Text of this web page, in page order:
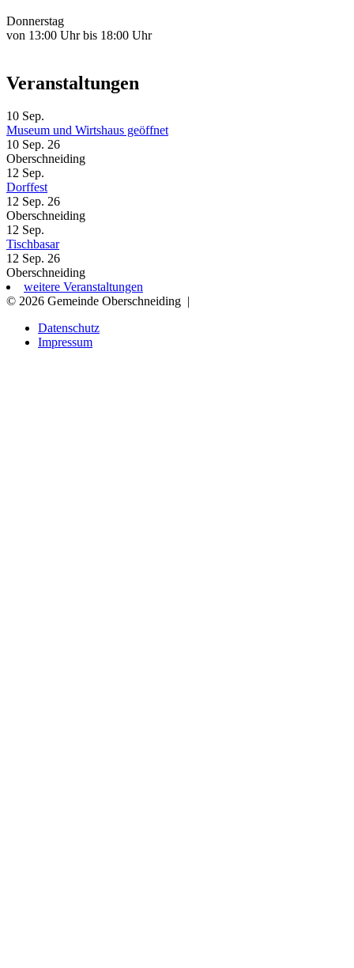
Donnerstag
von 13:00 Uhr bis 18:00 Uhr
Veranstaltungen
10 Sep.
Museum und Wirtshaus geöffnet
10 Sep. 26
Oberschneiding
12 Sep.
Dorffest
12 Sep. 26
Oberschneiding
12 Sep.
Tischbasar
12 Sep. 26
Oberschneiding
weitere Veranstaltungen
© 2026 Gemeinde Oberschneiding |
Datenschutz
Impressum